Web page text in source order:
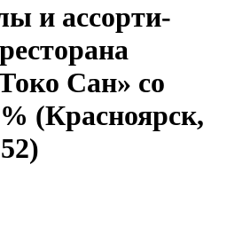
и ассорти-
Сан» со
(Красноярск,